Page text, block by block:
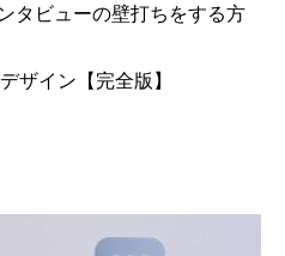
タビューの壁打ちをする方
ザイン【完全版】